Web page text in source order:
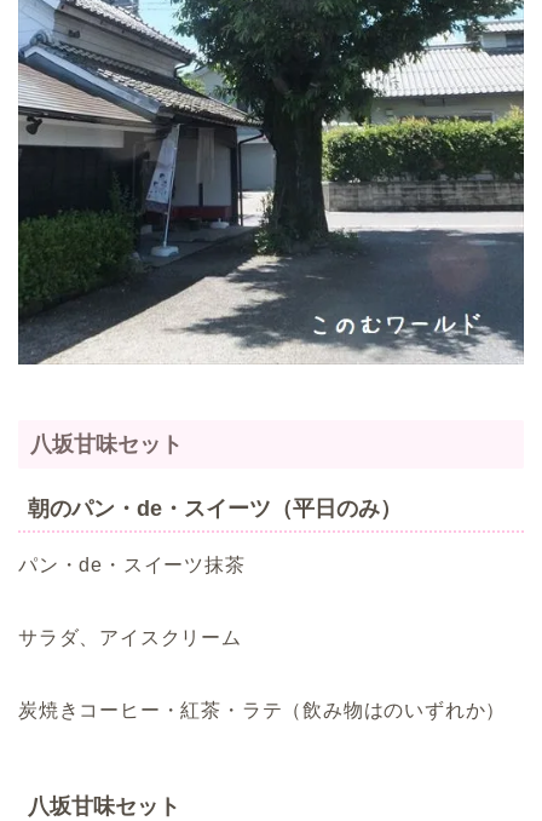
八坂甘味セット
朝のパン・de・スイーツ（平日のみ）
パン・de・スイーツ抹茶
サラダ、アイスクリーム
炭焼きコーヒー・紅茶・ラテ（飲み物はのいずれか）
八坂甘味セット